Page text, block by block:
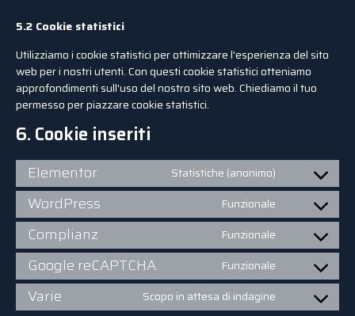
5.2 Cookie statistici
Utilizziamo i cookie statistici per ottimizzare l'esperienza del sito
web per i nostri utenti. Con questi cookie statistici otteniamo
approfondimenti sull'uso del nostro sito web. Chiediamo il tuo
permesso per piazzare cookie statistici.
6. Cookie inseriti
Elementor Statistiche (anonimo)
WordPress Funzionale
Complianz Funzionale
Google reCAPTCHA Funzionale
Varie Scopo in attesa di indagine